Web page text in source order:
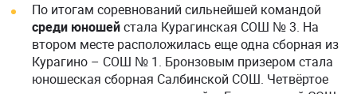
По итогам соревнований сильнейшей командой
среди юношейстала Курагинская СОШ № 3. На
втором месте расположилась еще одна сборная из
Курагино – СОШ № 1. Бронзовым призером стала
юношеская сборная Салбинской СОШ. Четвёртое